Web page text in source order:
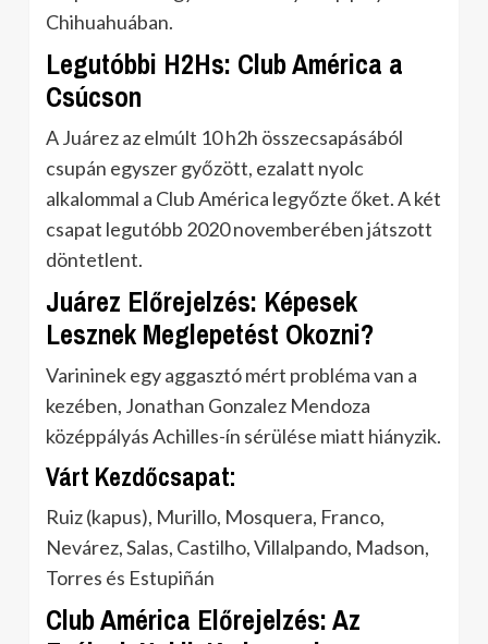
Chihuahuában.
Legutóbbi H2Hs: Club América a
Csúcson
A Juárez az elmúlt 10 h2h összecsapásából
csupán egyszer győzött, ezalatt nyolc
alkalommal a Club América legyőzte őket. A két
csapat legutóbb 2020 novemberében játszott
döntetlent.
Juárez Előrejelzés: Képesek
Lesznek Meglepetést Okozni?
Varininek egy aggasztó mért probléma van a
kezében, Jonathan Gonzalez Mendoza
középpályás Achilles-ín sérülése miatt hiányzik.
Várt Kezdőcsapat:
Ruiz (kapus), Murillo, Mosquera, Franco,
Nevárez, Salas, Castilho, Villalpando, Madson,
Torres és Estupiñán
Club América Előrejelzés: Az